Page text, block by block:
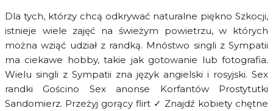
Dla tych, którzy chcą odkrywać naturalne piękno Szkocji,
istnieje wiele zajęć na świeżym powietrzu, w których
można wziąć udział z randką. Mnóstwo singli z Sympatii
ma ciekawe hobby, takie jak gotowanie lub fotografia.
Wielu singli z Sympatii zna język angielski i rosyjski. Sex
randki Gościno Sex anonse Korfantów Prostytutki
Sandomierz. Przeżyj gorący flirt ✓ Znajdź kobiety chętne